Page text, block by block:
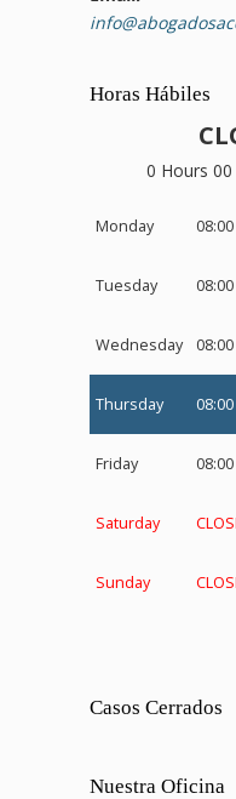
Horas Hábiles
0 Hours
Monday
Tuesday
Wednesday
Thursday
Friday
Saturday
Sunday
Casos Cerrados
Nuestra Oficina